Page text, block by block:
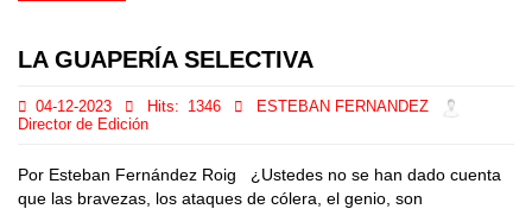
LA GUAPERÍA SELECTIVA
04-12-2023 Hits: 1346
ESTEBAN FERNANDEZ
Director de Edición
Por Esteban Fernández Roig ¿Ustedes no se han dado cuenta
que las bravezas, los ataques de cólera, el genio, son